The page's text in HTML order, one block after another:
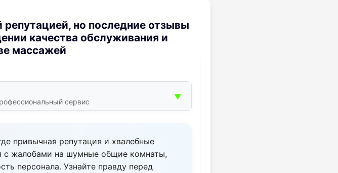
репутацией, но последние отзывы
качества обслуживания и
массажей
сервис
▼
привычная репутация и хвалебные
с жалобами на шумные общие комнаты,
персонала. Узнайте правду перед